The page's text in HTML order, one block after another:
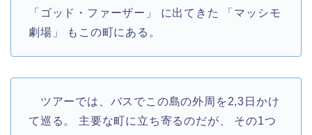
「ゴッド・ファーザー」 に出てきた 「マッシモ
劇場」 もこの町にある。
ツアーでは、バスでこの島の外周を2,3日かけ
て巡る。 主要な町に立ち寄るのだが、 その1つ